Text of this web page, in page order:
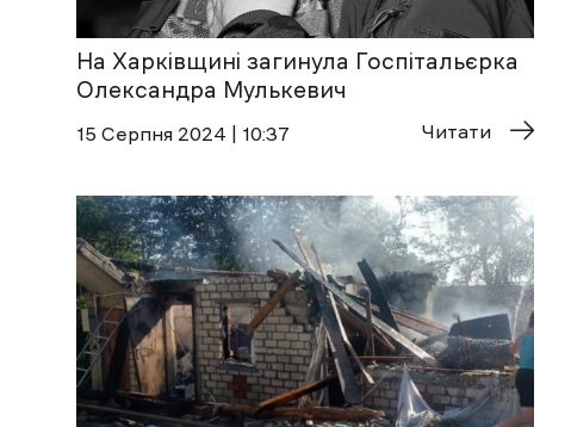
На Харківщині загинула Госпітальєрка
Олександра Мулькевич
15 Cерпня 2024 | 10:37 Читати